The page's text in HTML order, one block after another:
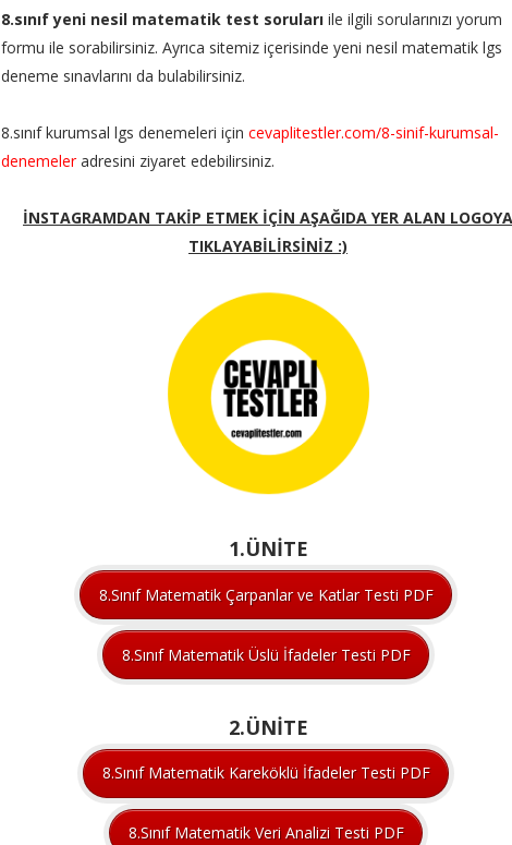
8.sınıf yeni nesil matematik test soruları ile ilgili sorularınızı yorum
formu ile sorabilirsiniz. Ayrıca sitemiz içerisinde yeni nesil matematik lgs
deneme sınavlarını da bulabilirsiniz.
8.sınıf kurumsal lgs denemeleri için cevaplitestler.com/8-sinif-kurumsal-
denemeleradresini ziyaret edebilirsiniz.
İNSTAGRAMDAN TAKİP ETMEK İÇİN AŞAĞIDA YER ALAN LOGOYA
TIKLAYABİLİRSİNİZ :)
1.ÜNİTE
8.Sınıf Matematik Çarpanlar ve Katlar Testi PDF
8.Sınıf Matematik Üslü İfadeler Testi PDF
2.ÜNİTE
8.Sınıf Matematik Kareköklü İfadeler Testi PDF
8.Sınıf Matematik Veri Analizi Testi PDF